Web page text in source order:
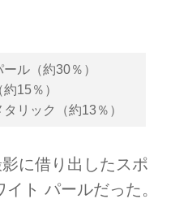
ル（約30％）
15％）
リック（約13％）
に借り出したスポ
ト パールだった。